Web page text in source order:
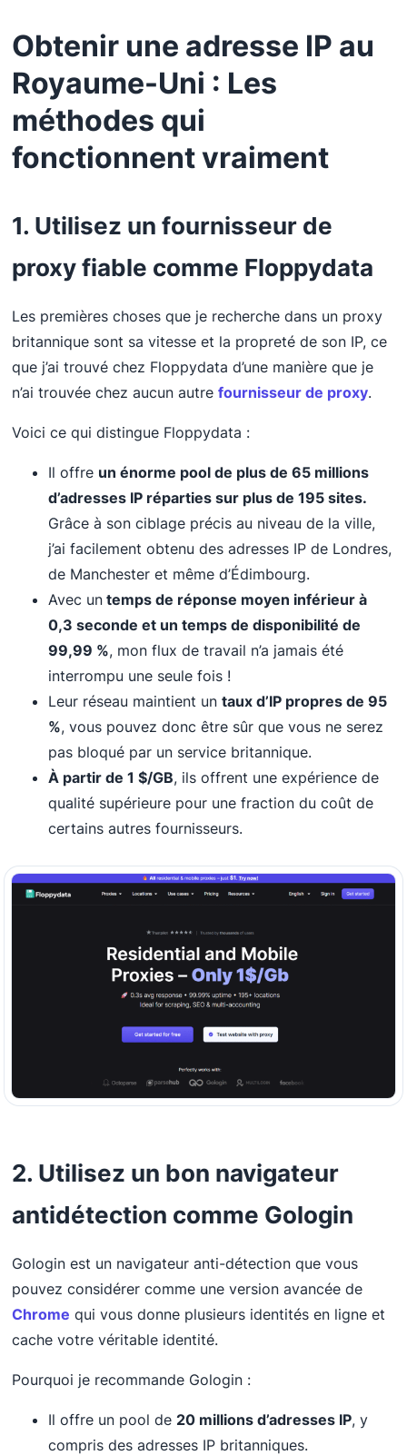
Obtenir une adresse IP au
Royaume-Uni : Les
méthodes qui
fonctionnent vraiment
1. Utilisez un fournisseur de
proxy fiable comme Floppydata
Les premières choses que je recherche dans un proxy
britannique sont sa vitesse et la propreté de son IP, ce
que j’ai trouvé chez Floppydata d’une manière que je
n’ai trouvée chez aucun autrefournisseur de proxy.
Voici ce qui distingue Floppydata :
Il offre un énorme pool de plus de 65 millions
d’adresses IP réparties sur plus de 195 sites.
Grâce à son ciblage précis au niveau de la ville,
j’ai facilement obtenu des adresses IP de Londres,
de Manchester et même d’Édimbourg.
Avec un temps de réponse moyen inférieur à
0,3 seconde et un temps de disponibilité de
99,99 %, mon flux de travail n’a jamais été
interrompu une seule fois !
Leur réseau maintient untaux d’IP propres de 95
%, vous pouvez donc être sûr que vous ne serez
pas bloqué par un service britannique.
À partir de 1 $/GB, ils offrent une expérience de
qualité supérieure pour une fraction du coût de
certains autres fournisseurs.
2. Utilisez un bon navigateur
antidétection comme Gologin
Gologin est un navigateur anti-détection que vous
pouvez considérer comme une version avancée de
Chrome qui vous donne plusieurs identités en ligne et
cache votre véritable identité.
Pourquoi je recommande Gologin :
Il offre un pool de20 millions d’adresses IP, y
compris des adresses IP britanniques.